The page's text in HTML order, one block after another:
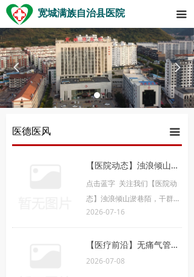
넳 넲
宽城满族自治县医院 끀
医德医风
【医院动态】浊浪倾山淤巷陌，干群挥铲复家山！——宽城县医院排险清淤队伍驰援福满家园灾后整治
点击蓝字 关注我们【医院动
态】浊浪倾山淤巷陌，干群挥
铲复家山！——宽城县医院排
险清淤队伍驰援福满家园灾后
整治灾后重建践初心，实干担
当护家园！
2026-07-16
【医疗前沿】无痛气管镜——让高龄患者告别“检查恐惧”，在睡梦中完成精准诊疗
2026-07-08
끀